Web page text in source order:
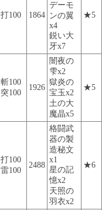
打100 1864
デーモ
ンの翼
x4
鋭い大
牙x7
★5
斬100
突100
1926
闇夜の
雫x2
獄炎の
宝玉x2
土の大
魔晶x5
★5
打100
雷100
2488
格闘武
器の製
造秘文
x1
星の記
憶x2
天照の
羽衣x2
★6